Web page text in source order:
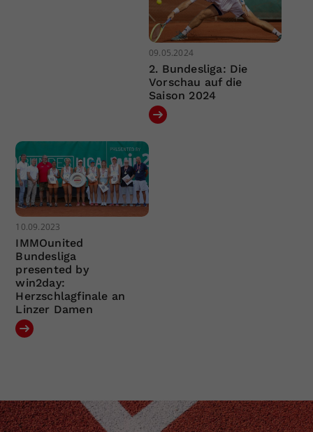
09.05.2024
2. Bundesliga: Die
Vorschau auf die
Saison 2024
10.09.2023
IMMOunited
Bundesliga
presented by
win2day:
Herzschlagfinale an
Linzer Damen